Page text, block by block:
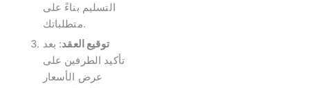
التسليم بناءً على
متطلباتك.
توقيع العقد: بعد
تأكيد الطرفين على
عرض الأسعار